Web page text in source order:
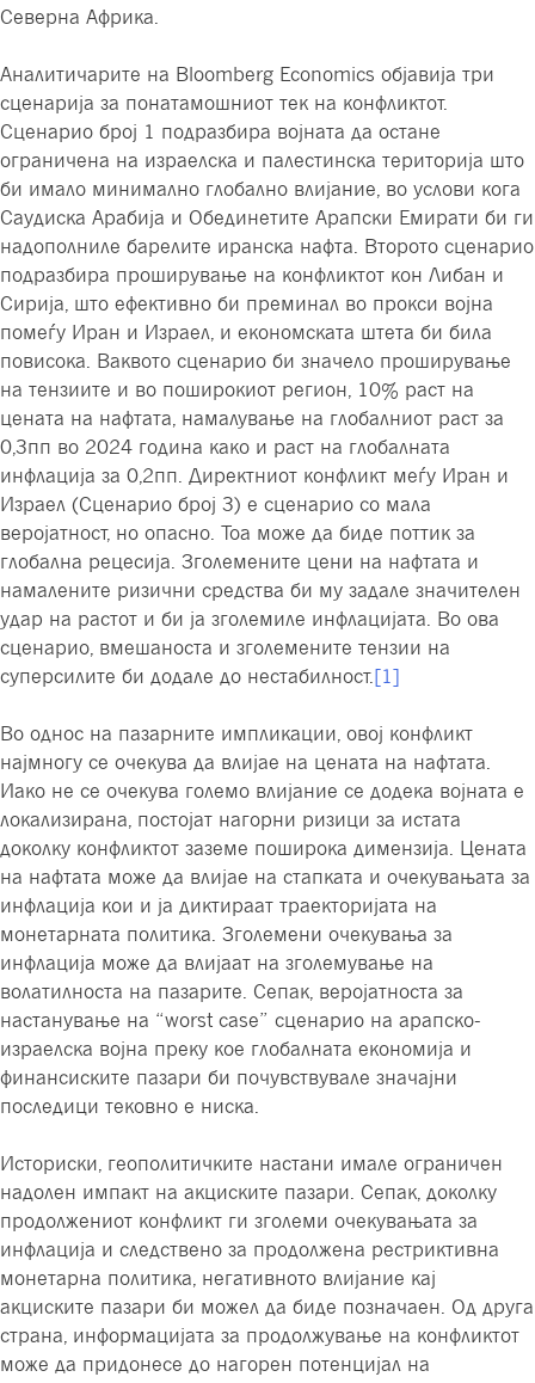
Северна Африка.
Аналитичарите на Bloomberg Economics објавија три
сценарија за понатамошниот тек на конфликтот.
Сценарио број 1 подразбира војната да остане
ограничена на израелска и палестинска територија што
би имало минимално глобално влијание, во услови кога
Саудиска Арабија и Обединетите Арапски Емирати би ги
надополниле барелите иранска нафта. Второто сценарио
подразбира проширување на конфликтот кон Либан и
Сирија, што ефективно би преминал во прокси војна
помеѓу Иран и Израел, и економската штета би била
повисока. Ваквото сценарио би значело проширување
на тензиите и во поширокиот регион, 10% раст на
цената на нафтата, намалување на глобалниот раст за
0,3пп во 2024 година како и раст на глобалната
инфлација за 0,2пп. Директниот конфликт меѓу Иран и
Израел (Сценарио број 3) е сценарио со мала
веројатност, но опасно. Тоа може да биде поттик за
глобална рецесија. Зголемените цени на нафтата и
намалените ризични средства би му задале значителен
удар на растот и би ја зголемиле инфлацијата. Во ова
сценарио, вмешаноста и зголемените тензии на
суперсилите би додале до нестабилност.[1]
Во однос на пазарните импликации, овој конфликт
најмногу се очекува да влијае на цената на нафтата.
Иако не се очекува големо влијание се додека војната е
локализирана, постојат нагорни ризици за истата
доколку конфликтот заземе поширока димензија. Цената
на нафтата може да влијае на стапката и очекувањата за
инфлација кои и ја диктираат траекторијата на
монетарната политика. Зголемени очекувања за
инфлација може да влијаат на зголемување на
волатилноста на пазарите. Сепак, веројатноста за
настанување на “worst case” сценарио на арапско-
израелска војна преку кое глобалната економија и
финансиските пазари би почувствувале значајни
последици тековно е ниска.
Историски, геополитичките настани имале ограничен
надолен импакт на акциските пазари. Сепак, доколку
продолжениот конфликт ги зголеми очекувањата за
инфлација и следствено за продолжена рестриктивна
монетарна политика, негативното влијание кај
акциските пазари би можел да биде позначаен. Од друга
страна, информацијата за продолжување на конфликтот
може да придонесе до нагорен потенцијал на